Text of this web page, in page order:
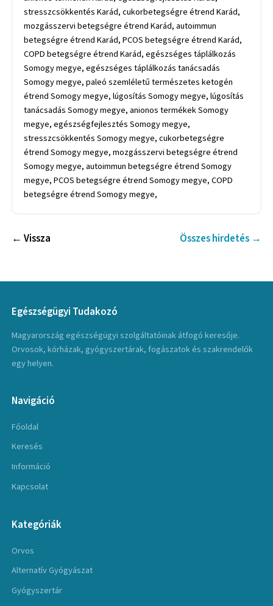
stresszcsökkentés Karád, cukorbetegségre étrend Karád,
mozgásszervi betegségre étrend Karád, autoimmun
betegségre étrend Karád, PCOS betegségre étrend Karád,
COPD betegségre étrend Karád, egészséges táplálkozás
Somogy megye, egészséges táplálkozás tanácsadás
Somogy megye, paleó szemléletű természetes ketogén
étrend Somogy megye, lúgosítás Somogy megye, lúgosítás
tanácsadás Somogy megye, anionos termékek Somogy
megye, egészségfejlesztés Somogy megye,
stresszcsökkentés Somogy megye, cukorbetegségre
étrend Somogy megye, mozgásszervi betegségre étrend
Somogy megye, autoimmun betegségre étrend Somogy
megye, PCOS betegségre étrend Somogy megye, COPD
betegségre étrend Somogy megye,
← Vissza Összes hirdetés →
Egészségügyi Tudakozó
Magyarország egészségügyi szolgáltatóinak átfogó keresője.
Orvosok, kórházak, gyógyszertárak, fogászatok és szakrendelők
egy helyen.
Navigáció
Főoldal
Keresés
Információ
Kapcsolat
Kategóriák
Orvos
Alternatív Gyógyászat
Gyógyszertár